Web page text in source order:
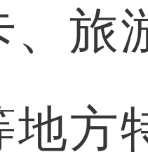
、旅
地方